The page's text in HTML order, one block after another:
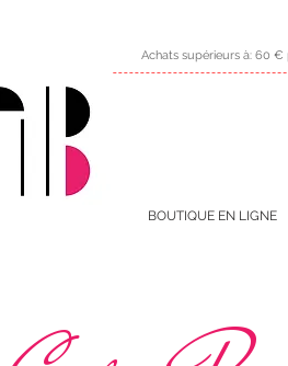
Achats supérieurs à: 60
BOUTIQUE EN LIGNE